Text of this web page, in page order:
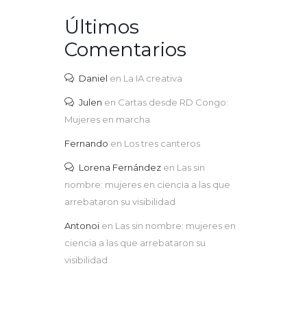
Últimos
Comentarios
Daniel en La IA creativa
Julen en Cartas desde RD Congo:
Mujeres en marcha
Fernando en Los tres canteros
Lorena Fernández en Las sin
nombre: mujeres en ciencia a las que
arrebataron su visibilidad
Antonoi en Las sin nombre: mujeres en
ciencia a las que arrebataron su
visibilidad